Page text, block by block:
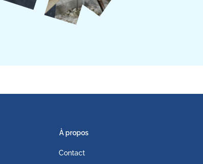
À propos
Contact